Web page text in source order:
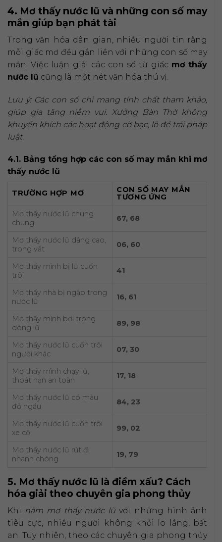
4. Mơ thấy nước lũ và những con số may
mắn giúp bạn phát tài
Trong văn hóa dân gian, nhiều người tin rằng
mỗi giấc mơ đều gắn liền với những con số may
mắn. Việc luận giải các con số từ giấc mơ thấy
nước lũ cũng là một nét văn hóa thú vị.
Lưu ý: Các con số chỉ mang tính chất tham khảo,
giúp gia tăng niềm vui. Xưởng Bàn Thờ không
khuyến khích các hoạt động cờ bạc, lô đề trái pháp
luật.
4.1. Bảng tổng hợp các con số may mắn khi mơ
thấy nước lũ
TRƯỜNG HỢP MƠ
CON SỐ MAY MẮN
TƯƠNG ỨNG
Mơ thấy nước lũ chung
chung
67, 68
Mơ thấy nước lũ dâng cao,
trong vắt
06, 60
Mơ thấy mình bị lũ cuốn
trôi
41
Mơ thấy nhà bị ngập trong
nước lũ
16, 61
Mơ thấy mình bơi trong
dòng lũ
89, 98
Mơ thấy nước lũ cuốn trôi
người khác
07, 30
Mơ thấy mình chạy lũ,
thoát nạn an toàn
17, 18
Mơ thấy nước lũ có màu
đỏ ngầu
84, 23
Mơ thấy nước lũ cuốn trôi
xe cộ
99, 02
Mơ thấy nước lũ rút đi
nhanh chóng
19, 79
5. Mơ thấy nước lũ là điềm xấu? Cách
hóa giải theo chuyên gia phong thủy
Khi nằm mơ thấy nước lũ với những hình ảnh
tiêu cực, nhiều người không khỏi lo lắng, bất
an. Tuy nhiên, theo các chuyên gia phong thủy